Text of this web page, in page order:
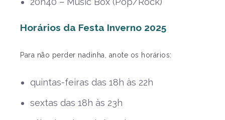
Horários da Festa Inverno 2025
Para não perder nadinha, anote os horários:
quintas-feiras das 18h às 22h
sextas das 18h às 23h